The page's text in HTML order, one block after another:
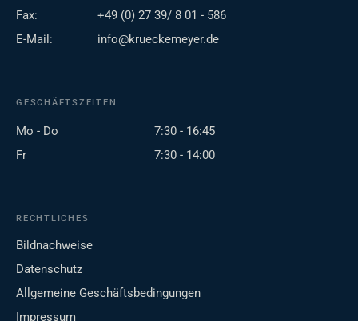
Fax:
+49 (0) 27 39/ 8 01 - 586
E-Mail:
info@krueckemeyer.de
GESCHÄFTSZEITEN
Mo - Do
7:30 - 16:45
Fr
7:30 - 14:00
RECHTLICHES
Bildnachweise
Datenschutz
Allgemeine Geschäftsbedingungen
Impressum